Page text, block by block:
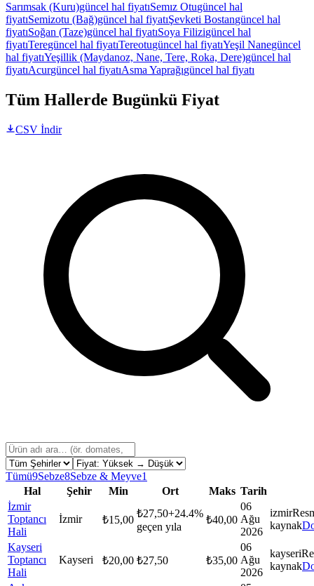
Sarımsak (Kuru)güncel hal fiyatıSemız Otugüncel hal
fiyatıSemizotu (Bağ)güncel hal fiyatıŞevketi Bostangüncel hal
fiyatıSoğan (Taze)güncel hal fiyatıSoya Filizigüncel hal
fiyatıTeregüncel hal fiyatıTereotugüncel hal fiyatıYeşil Nanegüncel
hal fiyatıYeşillik (Maydanoz, Nane, Tere, Roka, Dere)güncel hal
fiyatıAcurgüncel hal fiyatıAsma Yaprağıgüncel hal fiyatı
Tüm Hallerde Bugünkü Fiyat
CSV İndir
Tümü9Sebze8Sebze & Meyve1
Hal
Şehir Min Ort Maks Tarih
İzmir
Toptancı
Hali
İzmir ₺15,00
₺27,50+24.4%
geçen yıla
₺40,00
06
Ağu
2026
izmir
kaynak
Kayseri
Toptancı
Hali
Kayseri ₺20,00 ₺27,50 ₺35,00
06
Ağu
2026
kayseri
kaynak